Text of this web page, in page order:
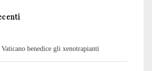
benedice gli xenotrapianti